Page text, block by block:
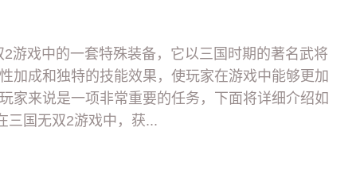
游戏中的一套特殊装备，它以三国时期的著名武将
加成和独特的技能效果，使玩家在游戏中能够更加
家来说是一项非常重要的任务，下面将详细介绍如
三国无双2游戏中，获...